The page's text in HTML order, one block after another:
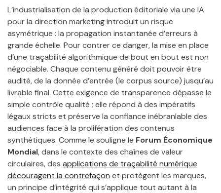
L’industrialisation de la production éditoriale via une IA
pour la direction marketing introduit un risque
asymétrique : la propagation instantanée d’erreurs à
grande échelle. Pour contrer ce danger, la mise en place
d’une traçabilité algorithmique de bout en bout est non
négociable. Chaque contenu généré doit pouvoir être
audité, de la donnée d’entrée (le corpus source) jusqu’au
livrable final. Cette exigence de transparence dépasse le
simple contrôle qualité ; elle répond à des impératifs
légaux stricts et préserve la confiance inébranlable des
audiences face à la prolifération des contenus
synthétiques. Comme le souligne le Forum Économique
Mondial, dans le contexte des chaînes de valeur
circulaires, des applications de traçabilité numérique
découragent la contrefaçon et protègent les marques,
un principe d’intégrité qui s’applique tout autant à la